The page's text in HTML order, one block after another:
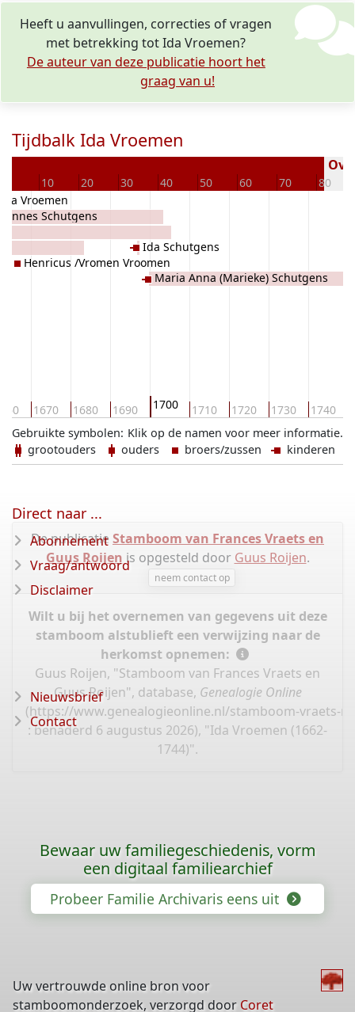
Heeft u aanvullingen, correcties of vragen
met betrekking tot Ida Vroemen?
De auteur van deze publicatie hoort het
graag van u!
Tijdbalk Ida Vroemen
10 20 30 40 50 60 70 80
1670 1680 1690 1700 1710 1720 1730 1740
Schutgens
Ida Vroemen
Henricus /Vromen Vroomen
Ida Schutgens
Maria Anna (Marieke) Schutgens
Klik op de namen voor meer informatie.
Gebruikte symbolen:
grootouders
ouders broers/zussen kinderen
De publicatie Stamboom van Frances Vraets en
Guus Roijen is opgesteld door Guus Roijen.
neem contact op
Wilt u bij het overnemen van gegevens uit deze
stamboom alstublieft een verwijzing naar de
herkomst opnemen:
Guus Roijen, "Stamboom van Frances Vraets en
Guus Roijen", database, Genealogie Online
(https://www.genealogieonline.nl/stamboom-vraets-
: benaderd 6 augustus 2026), "Ida Vroemen (1662-
1744)".
Direct naar ...
Abonnement
Vraag/antwoord
Disclaimer
Nieuwsbrief
Contact
Bewaar uw familiegeschiedenis, vorm
een digitaal familiearchief
Probeer Familie Archivaris eens uit
Uw vertrouwde online bron voor
stamboomonderzoek, verzorgd door Coret